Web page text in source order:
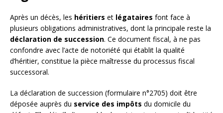
Après un décès, les héritiers et légataires font face à
plusieurs obligations administratives, dont la principale reste la
déclaration de succession. Ce document fiscal, à ne pas
confondre avec l’acte de notoriété qui établit la qualité
d’héritier, constitue la pièce maîtresse du processus fiscal
successoral.
La déclaration de succession (formulaire n°2705) doit être
déposée auprès du service des impôts du domicile du